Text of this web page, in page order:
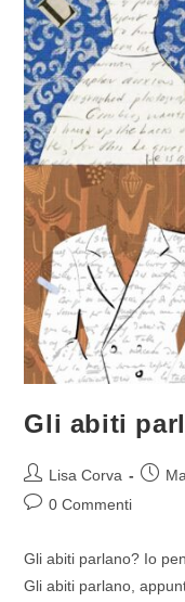
Gli abiti
Lisa Corva
0 Commenti
Gli abiti parlano? Io
Gli abiti parlano,